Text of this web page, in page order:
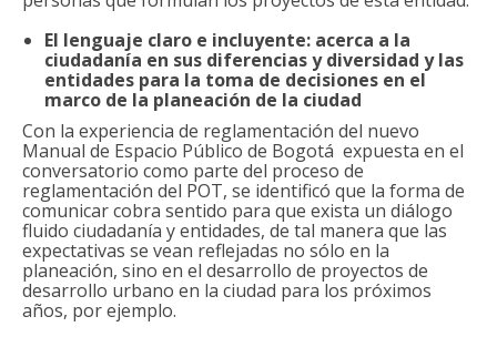
El lenguaje claro e incluyente: acerca a la
ciudadanía en sus diferencias y diversidad y las
entidades para la toma de decisiones en el
marco de la planeación de la ciudad
Con la experiencia de reglamentación del nuevo
Manual de Espacio Público de Bogotá expuesta en el
conversatorio como parte del proceso de
reglamentación del POT, se identificó que la forma de
comunicar cobra sentido para que exista un diálogo
fluido ciudadanía y entidades, de tal manera que las
expectativas se vean reflejadas no sólo en la
planeación, sino en el desarrollo de proyectos de
desarrollo urbano en la ciudad para los próximos
años, por ejemplo.